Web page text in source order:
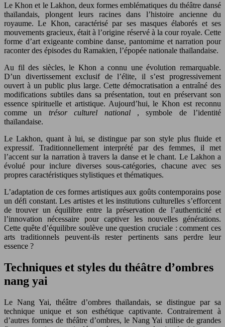
Le Khon et le Lakhon, deux formes emblématiques du théâtre dansé
thaïlandais, plongent leurs racines dans l’histoire ancienne du
royaume. Le Khon, caractérisé par ses masques élaborés et ses
mouvements gracieux, était à l’origine réservé à la cour royale. Cette
forme d’art exigeante combine danse, pantomime et narration pour
raconter des épisodes du Ramakien, l’épopée nationale thaïlandaise.
Au fil des siècles, le Khon a connu une évolution remarquable.
D’un divertissement exclusif de l’élite, il s’est progressivement
ouvert à un public plus large. Cette démocratisation a entraîné des
modifications subtiles dans sa présentation, tout en préservant son
essence spirituelle et artistique. Aujourd’hui, le Khon est reconnu
comme un trésor culturel national , symbole de l’identité
thaïlandaise.
Le Lakhon, quant à lui, se distingue par son style plus fluide et
expressif. Traditionnellement interprété par des femmes, il met
l’accent sur la narration à travers la danse et le chant. Le Lakhon a
évolué pour inclure diverses sous-catégories, chacune avec ses
propres caractéristiques stylistiques et thématiques.
L’adaptation de ces formes artistiques aux goûts contemporains pose
un défi constant. Les artistes et les institutions culturelles s’efforcent
de trouver un équilibre entre la préservation de l’authenticité et
l’innovation nécessaire pour captiver les nouvelles générations.
Cette quête d’équilibre soulève une question cruciale : comment ces
arts traditionnels peuvent-ils rester pertinents sans perdre leur
essence ?
Techniques et styles du théâtre d’ombres
nang yai
Le Nang Yai, théâtre d’ombres thaïlandais, se distingue par sa
technique unique et son esthétique captivante. Contrairement à
d’autres formes de théâtre d’ombres, le Nang Yai utilise de grandes